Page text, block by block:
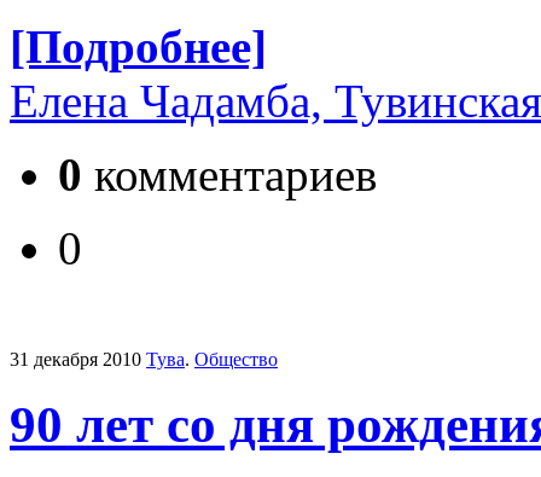
[Подробнее]
Елена Чадамба,
0 комментариев
0
31 декабря 2010 Тува. Общество
90 лет со дня